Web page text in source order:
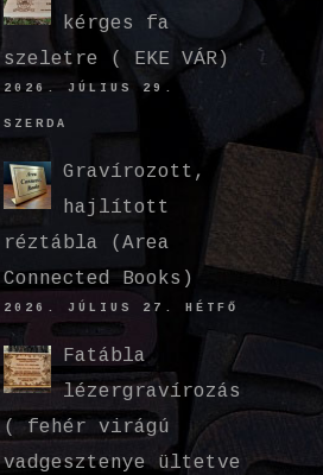
kérges fa
szeletre ( EKE VÁR)
2026. JÚLIUS 29.
SZERDA
Gravírozott,
hajlított
réztábla (Area
Connected Books)
2026. JÚLIUS 27. HÉTFŐ
Fatábla
lézergravírozás
( fehér virágú
vadgesztenye ültetve